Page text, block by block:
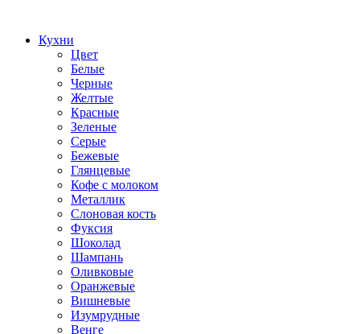
Кухни
Цвет
Белые
Черные
Желтые
Красные
Зеленые
Серые
Бежевые
Глянцевые
Кофе с молоком
Металлик
Слоновая кость
Фуксия
Шоколад
Шампань
Оливковые
Оранжевые
Вишневые
Изумрудные
Венге